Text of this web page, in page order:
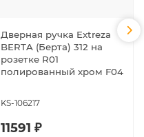
Дверная ручка Extreza
BERTA (Берта) 312 на
розетке R01
полированный хром F04
KS-106217
11591 ₽